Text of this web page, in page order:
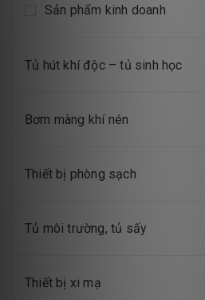
Sản phẩm kinh doanh
Tủ hút khí độc – tủ sinh học
Bơm màng khí nén
Thiết bị phòng sạch
Tủ môi trường, tủ sấy
Thiết bị xi mạ